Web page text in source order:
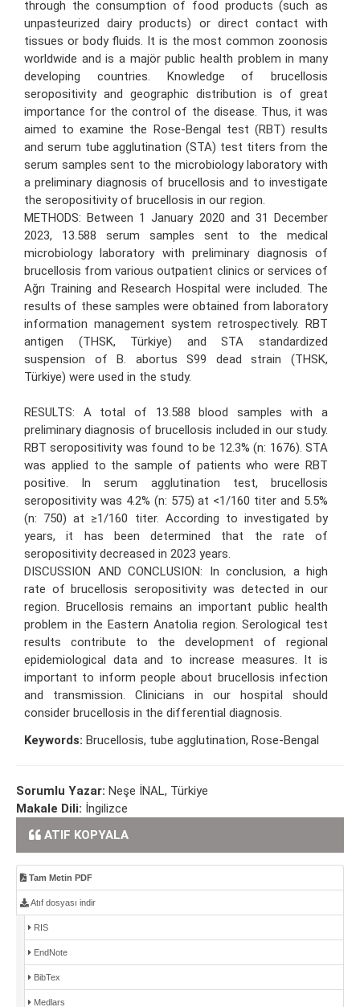
through the consumption of food products (such as
unpasteurized dairy products) or direct contact with
tissues or body fluids. It is the most common zoonosis
worldwide and is a majör public health problem in many
developing countries. Knowledge of brucellosis
seropositivity and geographic distribution is of great
importance for the control of the disease. Thus, it was
aimed to examine the Rose-Bengal test (RBT) results
and serum tube agglutination (STA) test titers from the
serum samples sent to the microbiology laboratory with
a preliminary diagnosis of brucellosis and to investigate
the seropositivity of brucellosis in our region.
METHODS: Between 1 January 2020 and 31 December
2023, 13.588 serum samples sent to the medical
microbiology laboratory with preliminary diagnosis of
brucellosis from various outpatient clinics or services of
Ağrı Training and Research Hospital were included. The
results of these samples were obtained from laboratory
information management system retrospectively. RBT
antigen (THSK, Türkiye) and STA standardized
suspension of B. abortus S99 dead strain (THSK,
Türkiye) were used in the study.
RESULTS: A total of 13.588 blood samples with a
preliminary diagnosis of brucellosis included in our study.
RBT seropositivity was found to be 12.3% (n: 1676). STA
was applied to the sample of patients who were RBT
positive. In serum agglutination test, brucellosis
seropositivity was 4.2% (n: 575) at <1/160 titer and 5.5%
(n: 750) at ≥1/160 titer. According to investigated by
years, it has been determined that the rate of
seropositivity decreased in 2023 years.
DISCUSSION AND CONCLUSION: In conclusion, a high
rate of brucellosis seropositivity was detected in our
region. Brucellosis remains an important public health
problem in the Eastern Anatolia region. Serological test
results contribute to the development of regional
epidemiological data and to increase measures. It is
important to inform people about brucellosis infection
and transmission. Clinicians in our hospital should
consider brucellosis in the differential diagnosis.
Keywords: Brucellosis, tube agglutination, Rose-Bengal
Sorumlu Yazar: Neşe İNAL, Türkiye
Makale Dili: İngilizce
ATIF KOPYALA
Tam Metin PDF
Atıf dosyası indir
RIS
EndNote
BibTex
Medlars